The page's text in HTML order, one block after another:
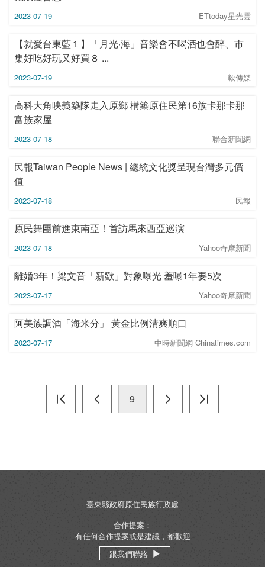
2023-07-19 ETtoday星光雲
【就愛台東藍１】「月光·海」音樂會不喝酒也會醉、市
集好吃好玩又好買８ ...
2023-07-19 毅傳媒
高科大角映義築隊走入原鄉 構築原住民第16族卡那卡那
富族家屋
2023-07-18 聯合新聞網
民報Taiwan People News | 總統文化獎呈現台灣多元價
值
2023-07-18 民報
原民舞團前進東南亞！首訪馬來西亞巡演
2023-07-18 Yahoo奇摩新聞
離婚3年！梁文音「新歡」對象曝光 羞曝1年要5次
2023-07-17 Yahoo奇摩新聞
阿美族調酒「海米分」 黃金比例清爽順口
2023-07-17 中時新聞網 Chinatimes.com
9
臺東縣政府原住民族行政處
合作提案：
有任何合作提案或是建議，都歡迎
跟我們聯絡